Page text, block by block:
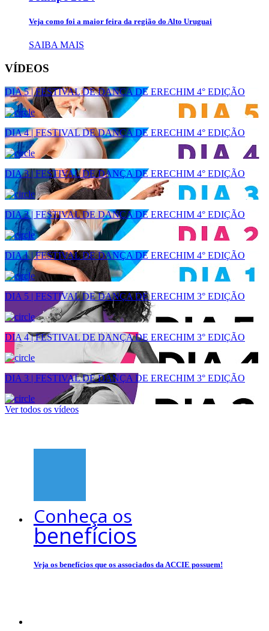
Veja como foi a maior feira da região do Alto Uruguai
SAIBA MAIS
VÍDEOS
DIA 5 | FESTIVAL DE DANÇA DE ERECHIM 4° EDIÇÃO
DIA 4 | FESTIVAL DE DANÇA DE ERECHIM 4° EDIÇÃO
DIA 3 | FESTIVAL DE DANÇA DE ERECHIM 4° EDIÇÃO
DIA 2 | FESTIVAL DE DANÇA DE ERECHIM 4° EDIÇÃO
DIA 1 | FESTIVAL DE DANÇA DE ERECHIM 4° EDIÇÃO
DIA 5 | FESTIVAL DE DANÇA DE ERECHIM 3° EDIÇÃO
DIA 4 | FESTIVAL DE DANÇA DE ERECHIM 3° EDIÇÃO
DIA 3 | FESTIVAL DE DANÇA DE ERECHIM 3° EDIÇÃO
Ver todos os vídeos
Conheça os
benefícios
Veja os benefícios que os associados da ACCIE possuem!